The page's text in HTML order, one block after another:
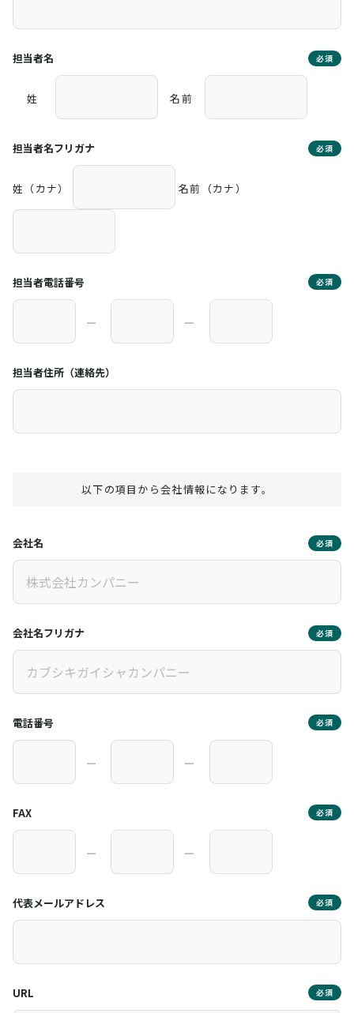
担当者名 必須
姓 名前
担当者名フリガナ 必須
姓（カナ） 名前（カナ）
担当者電話番号 必須
― ―
担当者住所（連絡先）
以下の項目から会社情報になります。
会社名 必須
会社名フリガナ 必須
電話番号 必須
― ―
FAX 必須
― ―
代表メールアドレス 必須
URL 必須